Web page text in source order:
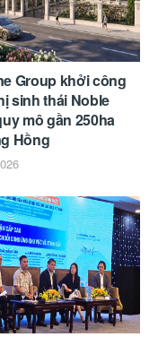
Group khởi công
sinh thái Noble
mô gần 250ha
Hồng